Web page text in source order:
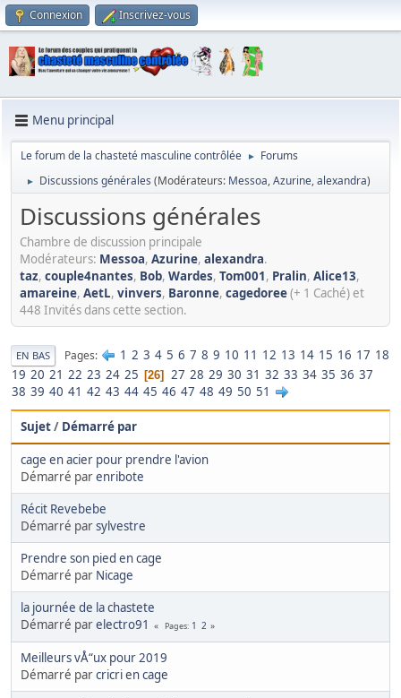
Connexion Inscrivez-vous
Menu principal
Le forum de la chasteté masculine contrôlée ► Forums
► Discussions générales (Modérateurs: Messoa,Azurine,alexandra)
Discussions générales
Chambre de discussion principale
Modérateurs: Messoa, Azurine, alexandra.
taz, couple4nantes, Bob, Wardes, Tom001, Pralin, Alice13,
amareine, AetL, vinvers, Baronne, cagedoree(+ 1 Caché) et
448 Invités dans cette section.
EN BAS Pages 1 2 3 4 5 6 7 8 9 10 11 12 13 14 15 16 17 18
19 20 21 22 23 24 25 26 27 28 29 30 31 32 33 34 35 36 37
38 39 40 41 42 43 44 45 46 47 48 49 50 51
Sujet/ Démarré par
cage en acier pour prendre l'avion
Démarré parenribote
Récit Revebebe
Démarré parsylvestre
Prendre son pied en cage
Démarré par Nicage
la journée de la chastete
Démarré parelectro91 Pages 1 2
Meilleurs vÅ“ux pour 2019
Démarré parcricri en cage